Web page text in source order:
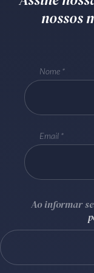
Batel
nossos
Nome
Email
Ao informar